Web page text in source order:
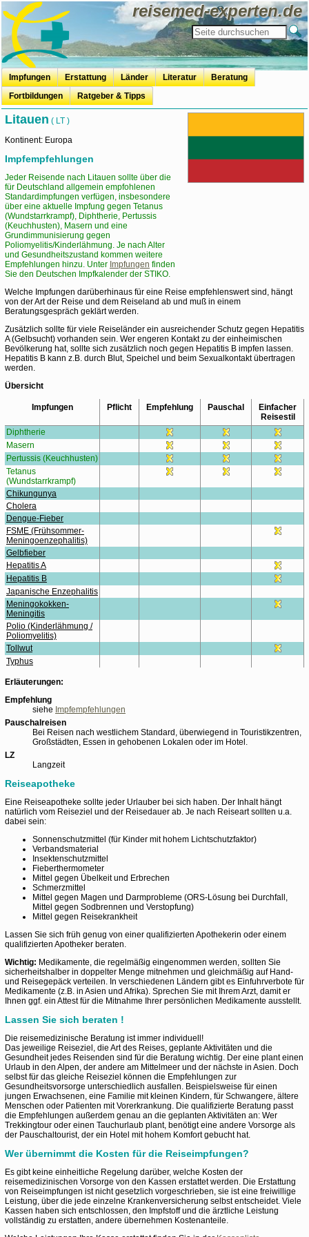
reisemed-experten.de
Impfungen Erstattung Länder Literatur
Beratung
Fortbildungen
Ratgeber & Tipps
Kur+Urlaub
Mücken, Zecken & Co.
Badeurlaub
Speisen auf Reisen
Reisemedizinische Vorsorge
Reisevorbereitung
travel-and-hair
Litauen ( LT )
Kontinent: Europa
Impfempfehlungen
Jeder Reisende nach Litauen sollte über die
für Deutschland allgemein empfohlenen
Standardimpfungen verfügen, insbesondere
über eine aktuelle Impfung gegen Tetanus
(Wundstarrkrampf), Diphtherie, Pertussis
(Keuchhusten), Masern und eine
Grundimmunisierung gegen
Poliomyelitis/Kinderlähmung. Je nach Alter
und Gesundheitszustand kommen weitere
Empfehlungen hinzu. Unter Impfungen finden
Sie den Deutschen Impfkalender der STIKO.
Welche Impfungen darüberhinaus für eine Reise empfehlenswert sind, hängt
von der Art der Reise und dem Reiseland ab und muß in einem
Beratungsgespräch geklärt werden.
Zusätzlich sollte für viele Reiseländer ein ausreichender Schutz gegen Hepatitis
A (Gelbsucht) vorhanden sein. Wer engeren Kontakt zu der einheimischen
Bevölkerung hat, sollte sich zusätzlich noch gegen Hepatitis B impfen lassen.
Hepatitis B kann z.B. durch Blut, Speichel und beim Sexualkontakt übertragen
werden.
Übersicht
Impfungen Pflicht Empfehlung Pauschal
Einfacher
Reisestil
Diphtherie
Masern
Pertussis (Keuchhusten)
Tetanus
(Wundstarrkrampf)
Chikungunya
Cholera
Dengue-Fieber
FSME (Frühsommer-
Meningoenzephalitis)
Gelbfieber
Hepatitis A
Hepatitis B
Japanische Enzephalitis
Meningokokken-
Meningitis
Polio (Kinderlähmung /
Poliomyelitis)
Tollwut
Typhus
Erläuterungen:
Empfehlung
siehe Impfempfehlungen
Pauschalreisen
Bei Reisen nach westlichem Standard, überwiegend in Touristikzentren,
Großstädten, Essen in gehobenen Lokalen oder im Hotel.
LZ
Langzeit
Reiseapotheke
Eine Reiseapotheke sollte jeder Urlauber bei sich haben. Der Inhalt hängt
natürlich vom Reiseziel und der Reisedauer ab. Je nach Reiseart sollten u.a.
dabei sein:
Sonnenschutzmittel (für Kinder mit hohem Lichtschutzfaktor)
Verbandsmaterial
Insektenschutzmittel
Fieberthermometer
Mittel gegen Übelkeit und Erbrechen
Schmerzmittel
Mittel gegen Magen und Darmprobleme (ORS-Lösung bei Durchfall,
Mittel gegen Sodbrennen und Verstopfung)
Mittel gegen Reisekrankheit
Lassen Sie sich früh genug von einer qualifizierten Apothekerin oder einem
qualifizierten Apotheker beraten.
Wichtig: Medikamente, die regelmäßig eingenommen werden, sollten Sie
sicherheitshalber in doppelter Menge mitnehmen und gleichmäßig auf Hand-
und Reisegepäck verteilen. In verschiedenen Ländern gibt es Einfuhrverbote für
Medikamente (z.B. in Asien und Afrika). Sprechen Sie mit Ihrem Arzt, damit er
Ihnen ggf. ein Attest für die Mitnahme Ihrer persönlichen Medikamente ausstellt.
Lassen Sie sich beraten !
Die reisemedizinische Beratung ist immer individuell!
Das jeweilige Reiseziel, die Art des Reises, geplante Aktivitäten und die
Gesundheit jedes Reisenden sind für die Beratung wichtig. Der eine plant einen
Urlaub in den Alpen, der andere am Mittelmeer und der nächste in Asien. Doch
selbst für das gleiche Reiseziel können die Empfehlungen zur
Gesundheitsvorsorge unterschiedlich ausfallen. Beispielsweise für einen
jungen Erwachsenen, eine Familie mit kleinen Kindern, für Schwangere, ältere
Menschen oder Patienten mit Vorerkrankung. Die qualifizierte Beratung passt
die Empfehlungen außerdem genau an die geplanten Aktivitäten an: Wer
Trekkingtour oder einen Tauchurlaub plant, benötigt eine andere Vorsorge als
der Pauschaltourist, der ein Hotel mit hohem Komfort gebucht hat.
Wer übernimmt die Kosten für die Reiseimpfungen?
Es gibt keine einheitliche Regelung darüber, welche Kosten der
reisemedizinischen Vorsorge von den Kassen erstattet werden. Die Erstattung
von Reiseimpfungen ist nicht gesetzlich vorgeschrieben, sie ist eine freiwillige
Leistung, über die jede einzelne Krankenversicherung selbst entscheidet. Viele
Kassen haben sich entschlossen, den Impfstoff und die ärztliche Leistung
vollständig zu erstatten, andere übernehmen Kostenanteile.